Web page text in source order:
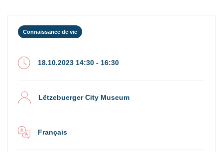
Connaissance de vie
18.10.2023 14:30 - 16:30
Lëtzebuerger City Museum
Français